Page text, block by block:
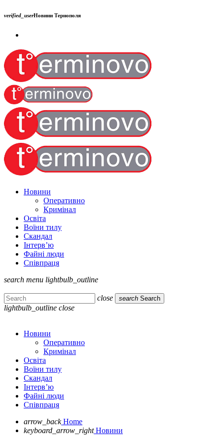
verified_userНовини Тернополя
Новини
Оперативно
Кримінал
Освіта
Воїни тилу
Скандал
Інтерв’ю
Файні люди
Співпраця
search menu lightbulb_outline
close search Search
lightbulb_outline close
Новини
Оперативно
Кримінал
Освіта
Воїни тилу
Скандал
Інтерв’ю
Файні люди
Співпраця
arrow_back Home
keyboard_arrow_right Новини